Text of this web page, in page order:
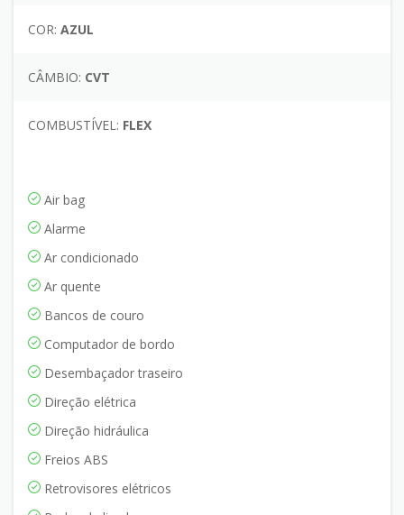
COR: AZUL
CÂMBIO: CVT
COMBUSTÍVEL: FLEX
Air bag
Alarme
Ar condicionado
Ar quente
Bancos de couro
Computador de bordo
Desembaçador traseiro
Direção elétrica
Direção hidráulica
Freios ABS
Retrovisores elétricos